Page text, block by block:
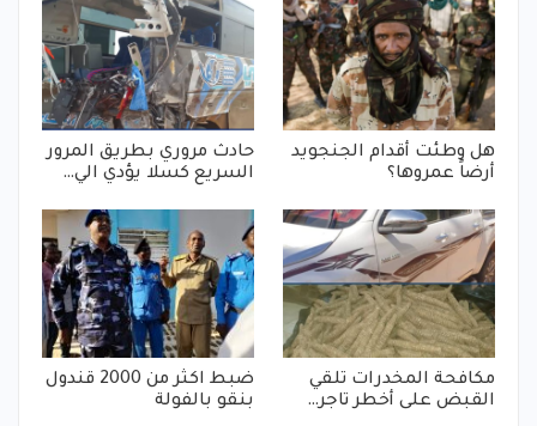
هل وطئت أقدام الجنجويد
أرضاً عمروها؟
حادث مروري بطريق المرور
السريع كسلا يؤدي الي…
مكافحة المخدرات تلقي
القبض على أخطر تاجر…
ضبط اكثر من 2000 قندول
بنقو بالفولة